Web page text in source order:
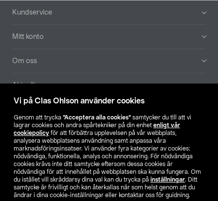
Vi på Clas Ohlson använder cookies
Genom att trycka ”Acceptera alla cookies” samtycker du till att vi
lagrar cookies och andra spårtekniker på din enhet enligt vår
cookiepolicy för att förbättra upplevelsen på vår webbplats,
analysera webbplatsens användning samt anpassa våra
marknadsföringsinsatser. Vi använder fyra kategorier av cookies:
nödvändiga, funktionella, analys och annonsering. För nödvändiga
cookies krävs inte ditt samtycke eftersom dessa cookies är
nödvändiga för att innehållet på webbplatsen ska kunna fungera. Om
du istället vill skräddarsy dina val kan du trycka på inställningar. Ditt
samtycke är frivilligt och kan återkallas när som helst genom att du
ändrar i dina cookie-inställningar eller kontaktar oss för guidning.
Sidfot
Kundservice
Mitt konto
Om oss
Aktuellt
Hitta butik
SE NO FI